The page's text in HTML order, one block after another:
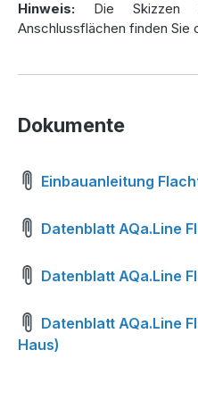
Gefertigt aus
, zeichnet
Rotationssinterverfahren
Verstärkungsrippen
schadstofffrei und zu
richtige Wahl ist
Flachtanks wie die
zahlreiche Vorteile:
Hinweis: Die Skizzen
Anschlussflächen finden Sie
Dokumente
Einbauanleitung
Datenblatt AQa.Line
Datenblatt AQa.Line
Datenblatt AQa.Line
Haus)